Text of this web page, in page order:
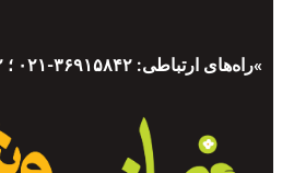
»راه‌های ارتباطی: ۳۶۹۱۵۸۴۲-۰۲۱ ؛ ۰۹۳۷۷۳۹۷۹۹۲